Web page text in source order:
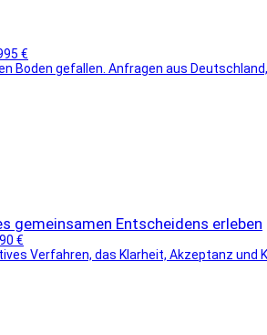
€
gefallen. Anfragen aus Deutschland,
gemeinsamen Entscheidens erleben
€
Verfahren, das Klarheit, Akzeptanz und